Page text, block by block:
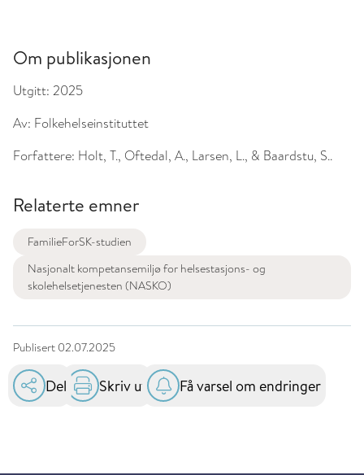
Om publikasjonen
Utgitt: 2025
Av: Folkehelseinstituttet
Forfattere: Holt, T., Oftedal, A., Larsen, L., & Baardstu, S..
Relaterte emner
FamilieForSK-studien
Nasjonalt kompetansemiljø for helsestasjons- og
skolehelsetjenesten (NASKO)
Publisert 02.07.2025
Del Skriv ut Få varsel om endringer